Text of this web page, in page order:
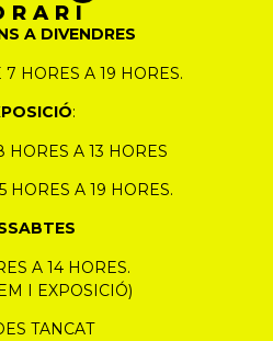
A DIVENDRES
7 HORES A 19 HORES.
:
HORES A 13 HORES
HORES A 19 HORES.
A 14 HORES.
I EXPOSICIÓ)
TANCAT